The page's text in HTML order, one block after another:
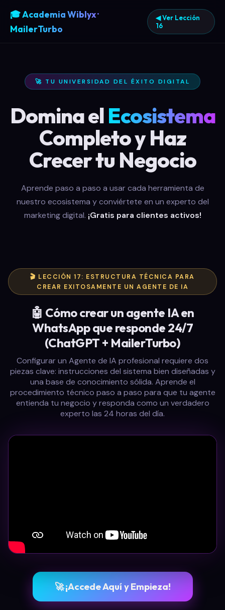
🎓 Academia Wiblyx ·
MailerTurbo
◀ Ver Lección
16
🚀 TU UNIVERSIDAD DEL ÉXITO DIGITAL
Domina elEcosistema
Completo y Haz
Crecer tu Negocio
Aprende paso a paso a usar cada herramienta de
nuestro ecosistema y conviértete en un experto del
marketing digital. ¡Gratis para clientes activos!
🎬 LECCIÓN 17: ESTRUCTURA TÉCNICA PARA
CREAR EXITOSAMENTE UN AGENTE DE IA
🤖 Cómo crear un agente IA en
WhatsApp que responde 24/7
(ChatGPT + MailerTurbo)
Configurar un Agente de IA profesional requiere dos
piezas clave: instrucciones del sistema bien diseñadas y
una base de conocimiento sólida. Aprende el
procedimiento técnico paso a paso para que tu agente
entienda tu negocio y responda como un verdadero
experto las 24 horas del día.
🚀 ¡Accede Aquí y Empieza!